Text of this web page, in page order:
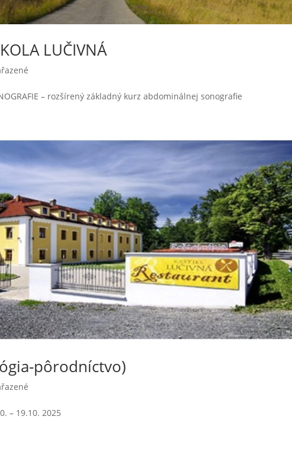
LUČIVNÁ
– rozšírený základný kurz abdominálnej sonografie
pôrodníctvo)
– 19.10. 2025